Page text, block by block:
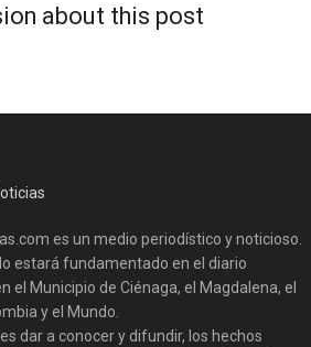
about this post
es un medio periodístico y noticioso.
estará fundamentado en el diario
el Municipio de Ciénaga, el Magdalena, el
y el Mundo.
dar a conocer y difundir, los hechos